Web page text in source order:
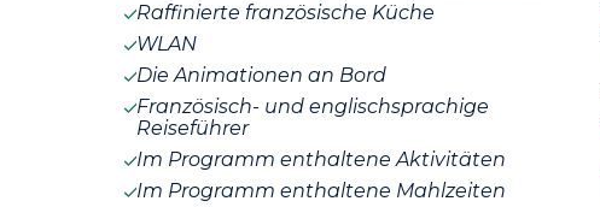
Raffinierte französische Küche
WLAN
Die Animationen an Bord
Französisch- und englischsprachige
Reiseführer
Im Programm enthaltene Aktivitäten
Im Programm enthaltene Mahlzeiten